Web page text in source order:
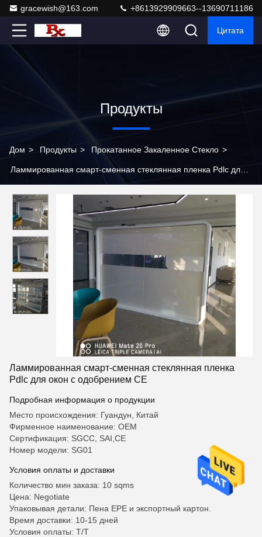
gracewish@163.com +8613929909663--13690711186
Цитата
Продукты
Дом > Продукты > Прокатанное Закаленное Стекло >
Ламмированная смарт-сменная стеклянная пленка Pdlc для
Ламмированная смарт-сменная стеклянная пленка
Pdlc для окон с одобрением CE
Подробная информация о продукции
Место происхождения: Гуандун, Китай
Фирменное наименование: OEM
Сертификация: SGCC, SAI,CE
Номер модели: SG01
Условия оплаты и доставки
Количество мин заказа: 10 sqms
Цена: Negotiate
Упаковывая детали: Пена EPE и экспортный картон.
Время доставки: 10-15 дней
Условия оплаты: T/T